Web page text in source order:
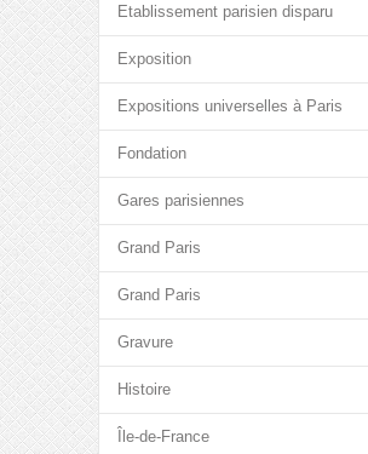
Etablissement parisien disparu
Exposition
Expositions universelles à Paris
Fondation
Gares parisiennes
Grand Paris
Grand Paris
Gravure
Histoire
Île-de-France